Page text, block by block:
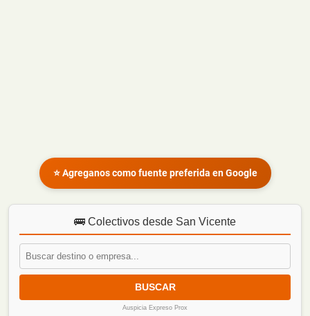
⭐ Agreganos como fuente preferida en Google
🚌 Colectivos desde San Vicente
BUSCAR
Auspicia Expreso Prox